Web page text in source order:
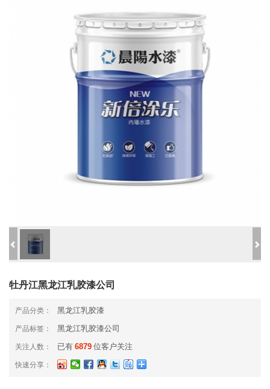
牡丹江黑龙江乳胶漆公司
产品分类： 黑龙江乳胶漆
产品标签： 黑龙江乳胶漆公司
关注人数： 已有 6879 位客户关注
快速分享：